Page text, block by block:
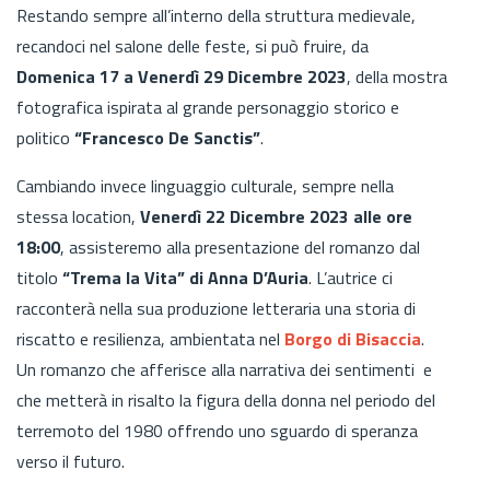
Restando sempre all’interno della struttura medievale,
recandoci nel salone delle feste, si può fruire, da
Domenica 17 a Venerdì 29 Dicembre 2023, della mostra
fotografica ispirata al grande personaggio storico e
politico “Francesco De Sanctis”.
Cambiando invece linguaggio culturale, sempre nella
stessa location, Venerdì 22 Dicembre 2023 alle ore
18:00, assisteremo alla presentazione del romanzo dal
titolo “Trema la Vita” di Anna D’Auria. L’autrice ci
racconterà nella sua produzione letteraria una storia di
riscatto e resilienza, ambientata nel Borgo di Bisaccia.
Un romanzo che afferisce alla narrativa dei sentimenti e
che metterà in risalto la figura della donna nel periodo del
terremoto del 1980 offrendo uno sguardo di speranza
verso il futuro.